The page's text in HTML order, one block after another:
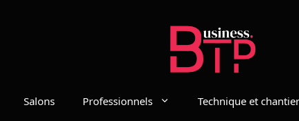
Salons Professionnels Technique et